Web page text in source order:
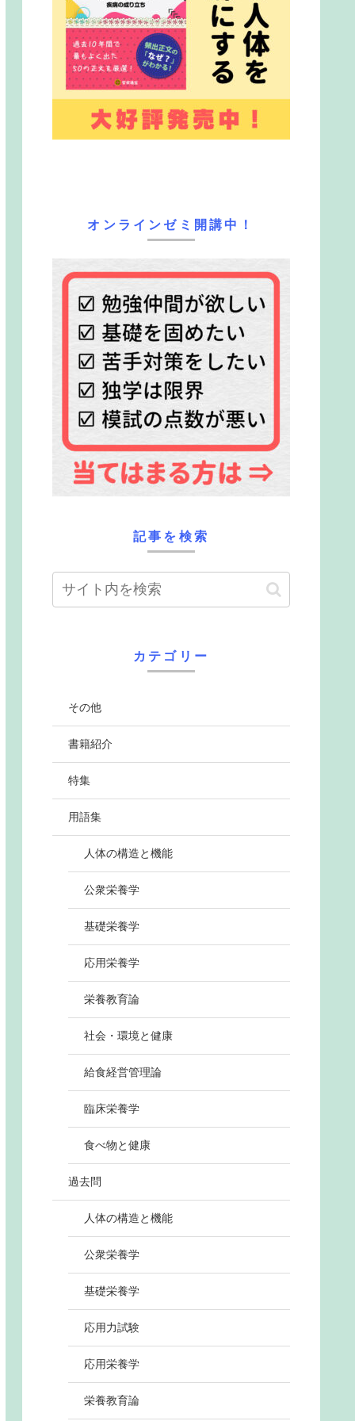
オンラインゼミ開講中！
記事を検索
カテゴリー
その他
書籍紹介
特集
用語集
人体の構造と機能
公衆栄養学
基礎栄養学
応用栄養学
栄養教育論
社会・環境と健康
給食経営管理論
臨床栄養学
食べ物と健康
過去問
人体の構造と機能
公衆栄養学
基礎栄養学
応用力試験
応用栄養学
栄養教育論